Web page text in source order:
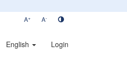
A+ A-
English Login